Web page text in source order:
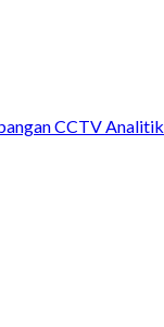
CCTV Analitik